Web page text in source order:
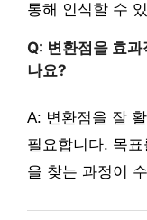
통해 인식할 수
Q: 변환점을 효
나요?
A: 변환점을 잘
필요합니다. 목
을 찾는 과정이